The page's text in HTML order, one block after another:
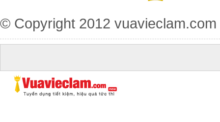
© Copyright 2012 vuavieclam.com